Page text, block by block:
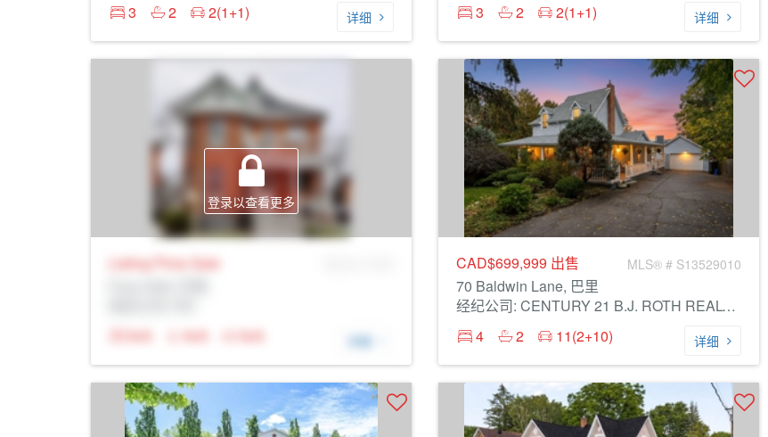
3
2 2(1+1) 详细
3
2 2(1+1) 详细
登录以查看更多
Listing Price Sale
N/A
N/A N/A 详细
CAD$699,999 出售 MLS® # S13529010
70 Baldwin Lane, 巴里
经纪公司: CENTURY 21 B.J. ROTH REALTY LTD.
4
2 11(2+10) 详细